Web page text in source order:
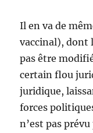
Il en va de
vaccinal), dont
pas être
certain flou
juridique,
forces
n’est pas